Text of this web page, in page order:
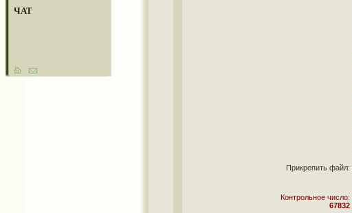
ЧАТ
Прикрепить файл:
Контрольное число:
67832